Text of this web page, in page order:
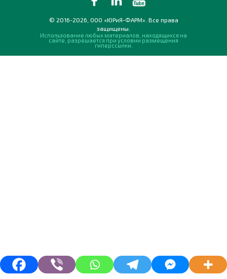
© 2016-2026, ООО «ЮРиЯ-ФАРМ». Все права
защищены.
Использование любых материалов, находящихся на
сайте, разрешается при условии размещения
гиперссылки.